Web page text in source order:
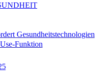
Gesundheitstechnologien
Funktion